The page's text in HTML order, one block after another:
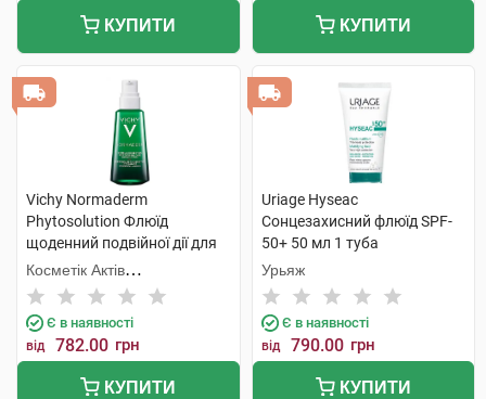
КУПИТИ КУПИТИ
Vichy Normaderm
Phytosolution Флюїд
щоденний подвійної дії для
жирної, схильної до
недоліків шкіри 50 мл 1
флакон
Косметік Актів
Інтернаціональ
Є в наявності
від 782.00 грн
КУПИТИ
Uriage Hyseac
Сонцезахисний флюїд SPF-
50+ 50 мл 1 туба
Урьяж
Є в наявності
від 790.00 грн
КУПИТИ